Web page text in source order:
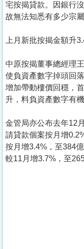
宅按揭貸款。因銀行
故無法知悉有多少宗
上月新批按揭金額升
中原按揭董事總經理
使負資產數字掉頭回
增加帶動樓價回穩，
升，料負資產數字有機
金管局亦公布去年12
請貸款個案按月增
按月增3.4%，至384
較11月增3.7%，至265